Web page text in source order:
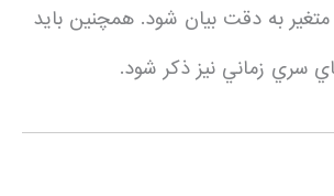
به دقت بيان شود. همچنين بايد
سري زماني نيز ذكر شود.